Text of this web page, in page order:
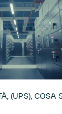
(UPS), COSA